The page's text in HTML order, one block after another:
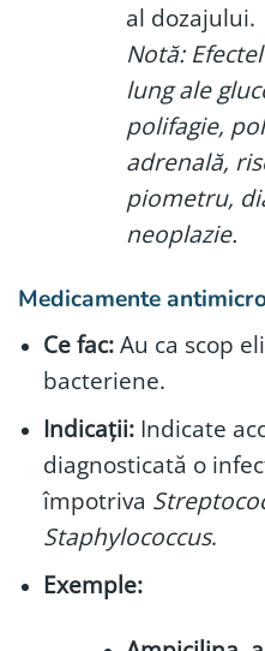
al dozajului.
Notă:
lung ale
polifagie,
adrenală,
piometru,
neoplazie.
Medicamente
Ce fac:Au ca scop
bacteriene.
Indicații:Indicate
diagnosticată o
împotriva
Staphylococcus.
Exemple: